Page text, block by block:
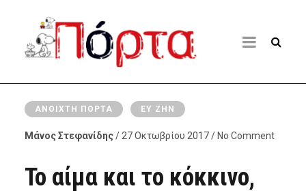
ΑΝΟΙΧΤΉ ΠΌΡΤΑ ΕΥ ΖΗΝ
Μάνος Στεφανίδης/ 27 Οκτωβρίου 2017 / No Comment
Το αίμα και το κόκκινο,